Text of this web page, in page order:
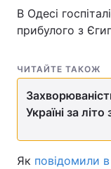
Головна
Україна
Економіка
Техно і зв'язок
В Одесі
прибулого з
ЧИТАЙТЕ ТАКОЖ
Україні за
Як повідомили